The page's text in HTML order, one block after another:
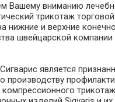
Вашему вниманию
трикотаж
нижние и верхние
швейцарской компании
является
производству
компрессионного